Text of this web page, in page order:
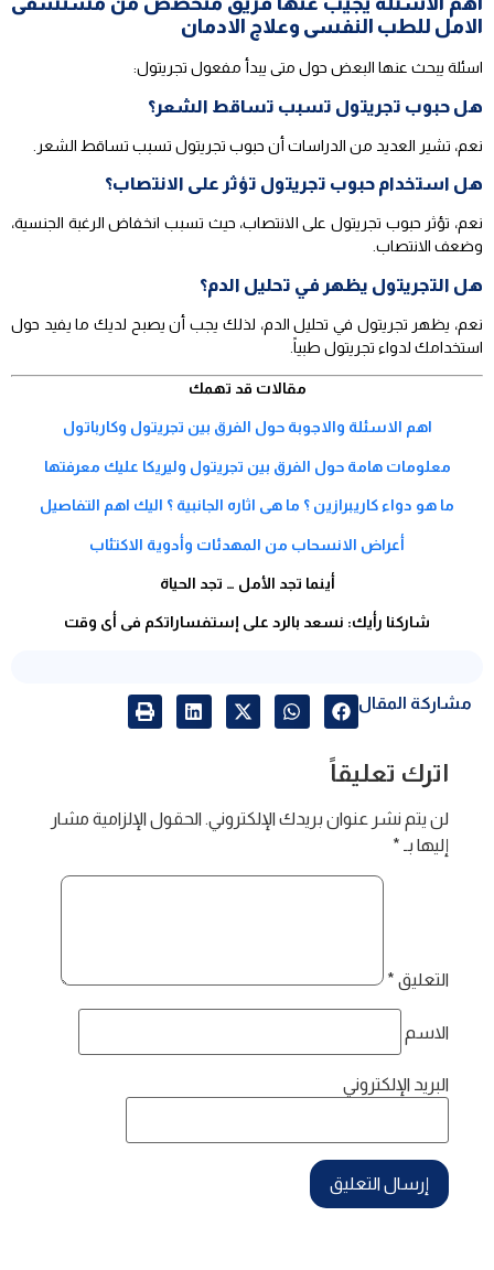
الامل للطب النفسى وعلاج الادمان
اسئلة يبحث عنها البعض حول متى يبدأ مفعول تجريتول:
هل حبوب تجريتول تسبب تساقط الشعر؟
نعم، تشير العديد من الدراسات أن حبوب تجريتول تسبب تساقط الشعر.
هل استخدام حبوب تجريتول تؤثر على الانتصاب؟
نعم، تؤثر حبوب تجريتول على الانتصاب، حيث تسبب انخفاض الرغبة الجنسية،
وضعف الانتصاب.
هل التجريتول يظهر في تحليل الدم؟
نعم، يظهر تجريتول في تحليل الدم، لذلك يجب أن يصبح لديك ما يفيد حول
استخدامك لدواء تجريتول طبياً.
مقالات قد تهمك
اهم الاسئلة والاجوبة حول الفرق بين تجريتول وكارباتول
معلومات هامة حول الفرق بين تجريتول وليريكا عليك معرفتها
ما هو دواء كاريبرازين ؟ ما هى اثاره الجانبية ؟ اليك اهم التفاصيل
أعراض الانسحاب من المهدئات وأدوية الاكتئاب
أينما تجد الأمل … تجد الحياة
شاركنا رأيك: نسعد بالرد على إستفساراتكم فى أى وقت
مشاركة المقال
اترك تعليقاً
لن يتم نشر عنوان بريدك الإلكتروني. الحقول الإلزامية مشار
إليها بـ *
التعليق *
الاسم
البريد الإلكتروني